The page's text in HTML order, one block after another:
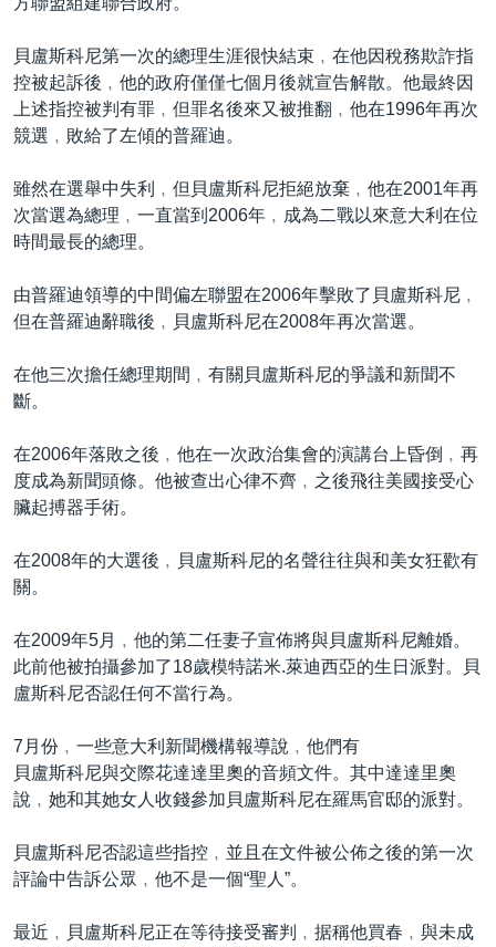
貝盧斯科尼第一次的總理生涯很快結束﹐在他因稅務欺詐指
控被起訴後﹐他的政府僅僅七個月後就宣告解散。他最終因
上述指控被判有罪﹐但罪名後來又被推翻﹐他在1996年再次
競選﹐敗給了左傾的普羅迪。
雖然在選舉中失利﹐但貝盧斯科尼拒絕放棄﹐他在2001年再
次當選為總理﹐一直當到2006年﹐成為二戰以來意大利在位
時間最長的總理。
由普羅迪領導的中間偏左聯盟在2006年擊敗了貝盧斯科尼﹐
但在普羅迪辭職後﹐貝盧斯科尼在2008年再次當選。
在他三次擔任總理期間﹐有關貝盧斯科尼的爭議和新聞不
斷。
在2006年落敗之後﹐他在一次政治集會的演講台上昏倒﹐再
度成為新聞頭條。他被查出心律不齊﹐之後飛往美國接受心
臟起搏器手術。
在2008年的大選後﹐貝盧斯科尼的名聲往往與和美女狂歡有
關。
在2009年5月﹐他的第二任妻子宣佈將與貝盧斯科尼離婚。
此前他被拍攝參加了18歲模特諾米.萊迪西亞的生日派對。貝
盧斯科尼否認任何不當行為。
7月份﹐一些意大利新聞機構報導說﹐他們有
貝盧斯科尼與交際花達達里奧的音頻文件。其中達達里奧
說﹐她和其她女人收錢參加貝盧斯科尼在羅馬官邸的派對。
貝盧斯科尼否認這些指控﹐並且在文件被公佈之後的第一次
評論中告訴公眾﹐他不是一個“聖人”。
最近﹐貝盧斯科尼正在等待接受審判﹐据稱他買春﹐與未成